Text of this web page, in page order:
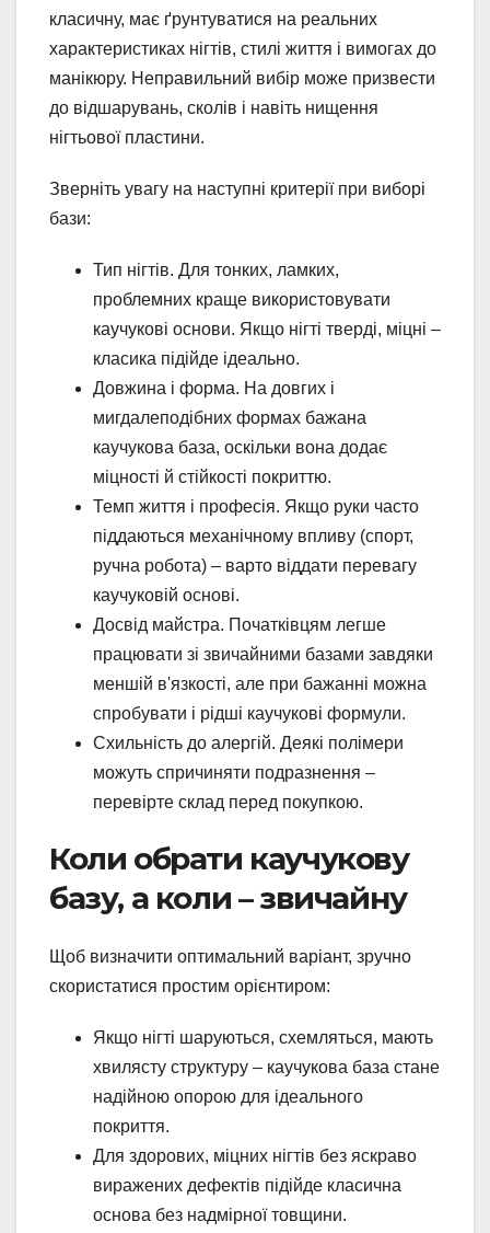
класичну, має ґрунтуватися на реальних
характеристиках нігтів, стилі життя і вимогах до
манікюру. Неправильний вибір може призвести
до відшарувань, сколів і навіть нищення
нігтьової пластини.
Зверніть увагу на наступні критерії при виборі
бази:
Тип нігтів. Для тонких, ламких,
проблемних краще використовувати
каучукові основи. Якщо нігті тверді, міцні –
класика підійде ідеально.
Довжина і форма. На довгих і
мигдалеподібних формах бажана
каучукова база, оскільки вона додає
міцності й стійкості покриттю.
Темп життя і професія. Якщо руки часто
піддаються механічному впливу (спорт,
ручна робота) – варто віддати перевагу
каучуковій основі.
Досвід майстра. Початківцям легше
працювати зі звичайними базами завдяки
меншій в'язкості, але при бажанні можна
спробувати і рідші каучукові формули.
Схильність до алергій. Деякі полімери
можуть спричиняти подразнення –
перевірте склад перед покупкою.
Коли обрати каучукову
базу, а коли – звичайну
Щоб визначити оптимальний варіант, зручно
скористатися простим орієнтиром:
Якщо нігті шаруються, схемляться, мають
хвилясту структуру – каучукова база стане
надійною опорою для ідеального
покриття.
Для здорових, міцних нігтів без яскраво
виражених дефектів підійде класична
основа без надмірної товщини.